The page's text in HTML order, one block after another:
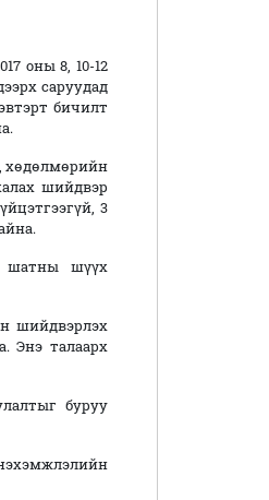
оны 8, 10-12
саруудад
бичилт
хөдөлмөрийн
шийдвэр
3
шатны шүүх
шийдвэрлэх
Энэ талаарх
буруу